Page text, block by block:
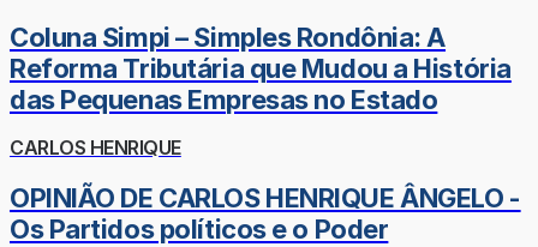
Coluna Simpi – Simples Rondônia: A
Reforma Tributária que Mudou a História
das Pequenas Empresas no Estado
CARLOS HENRIQUE
OPINIÃO DE CARLOS HENRIQUE ÂNGELO -
Os Partidos políticos e o Poder